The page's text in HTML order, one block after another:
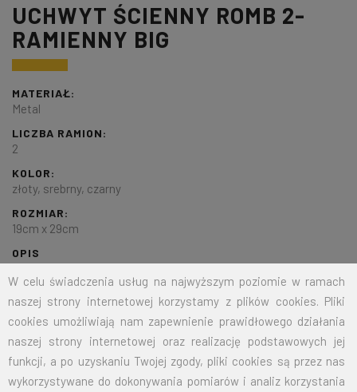
W celu świadczenia usług na najwyższym poziomie w ramach
naszej strony internetowej korzystamy z plików cookies. Pliki
cookies umożliwiają nam zapewnienie prawidłowego działania
naszej strony internetowej oraz realizację podstawowych jej
funkcji, a po uzyskaniu Twojej zgody, pliki cookies są przez nas
wykorzystywane do dokonywania pomiarów i analiz korzystania
UCHWYT ŚCIENNY ROMB 2-
RAMIENNY BIG
MATERIAŁ:
Metal
LICZBA RAMION:
2
KOLOR:
złoty, srebrny, czarny
ROZMIAR:
19cm x 29cm
OPIS
Uchwyt stalowy ocynkowany(tylko srebrny) i lakierowany
proszkowo do zamocowania na fasadach budynków.
Przy zamówieniu większej ilości cena zostanie wyliczona
indywidualnie.